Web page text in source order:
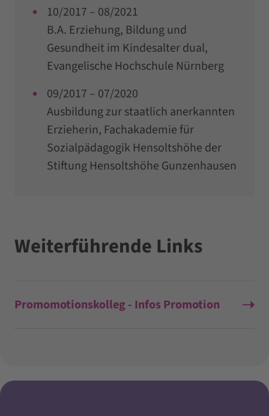
10/2017 – 08/2021
B.A. Erziehung, Bildung und
Gesundheit im Kindesalter dual,
Evangelische Hochschule Nürnberg
09/2017 – 07/2020
Ausbildung zur staatlich anerkannten
Erzieherin, Fachakademie für
Sozialpädagogik Hensoltshöhe der
Stiftung Hensoltshöhe Gunzenhausen
Weiterführende Links
Promomotionskolleg - Infos Promotion